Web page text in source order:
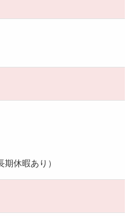
休暇あり）